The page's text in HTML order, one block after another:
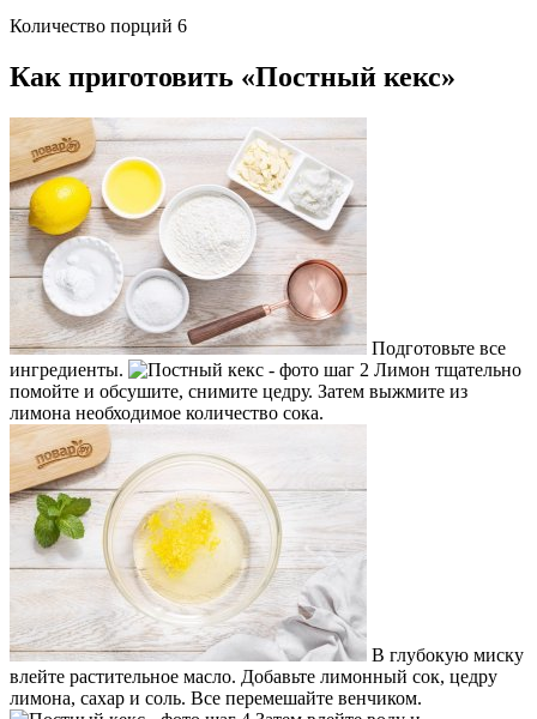
Количество порций 6
Как приготовить «Постный кекс»
Подготовьте все
ингредиенты.
Лимон тщательно
помойте и обсушите, снимите цедру. Затем выжмите из
лимона необходимое количество сока.
В глубокую миску
влейте растительное масло. Добавьте лимонный сок, цедру
лимона, сахар и соль. Все перемешайте венчиком.